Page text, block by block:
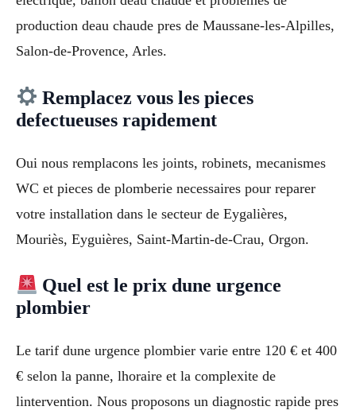
production deau chaude pres de Maussane-les-Alpilles,
Salon-de-Provence, Arles.
Remplacez vous les pieces
defectueuses rapidement
Oui nous remplacons les joints, robinets, mecanismes
WC et pieces de plomberie necessaires pour reparer
votre installation dans le secteur de Eygalières,
Mouriès, Eyguières, Saint-Martin-de-Crau, Orgon.
Quel est le prix dune urgence
plombier
Le tarif dune urgence plombier varie entre 120 € et 400
€ selon la panne, lhoraire et la complexite de
lintervention. Nous proposons un diagnostic rapide pres